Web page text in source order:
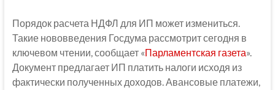
Порядок расчета НДФЛ для ИП может измениться.
Такие нововведения Госдума рассмотрит сегодня в
ключевом чтении, сообщает «Парламентская газета».
Документ предлагает ИП платить налоги исходя из
фактически полученных доходов. Авансовые платежи,